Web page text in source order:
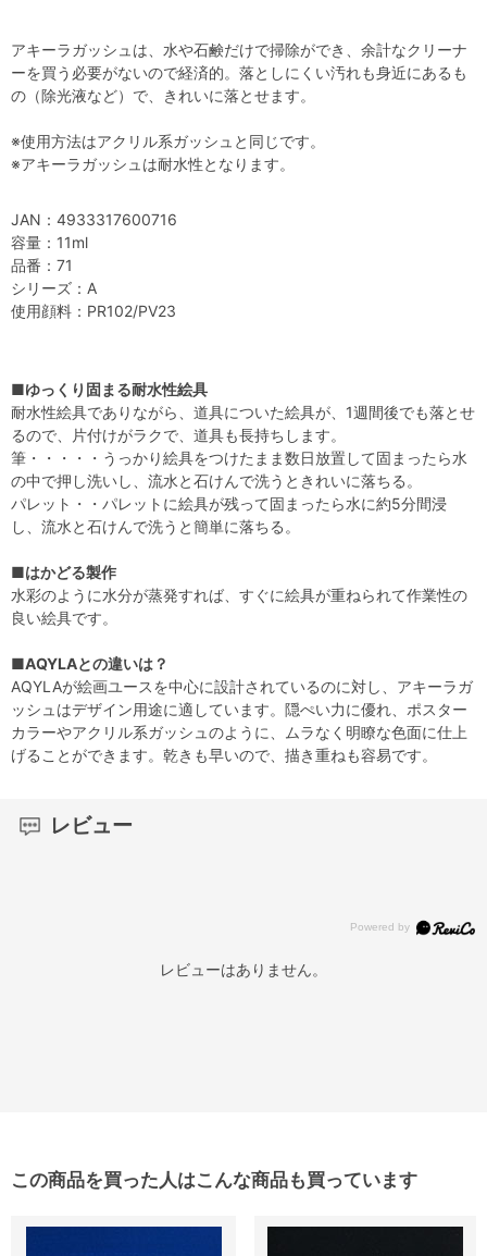
アキーラガッシュは、水や石鹸だけで掃除ができ、余計なクリーナ
ーを買う必要がないので経済的。落としにくい汚れも身近にあるも
の（除光液など）で、きれいに落とせます。
※使用方法はアクリル系ガッシュと同じです。
※アキーラガッシュは耐水性となります。
JAN：4933317600716
容量：11ml
品番：71
シリーズ：A
使用顔料：PR102/PV23
■ゆっくり固まる耐水性絵具
耐水性絵具でありながら、道具についた絵具が、1週間後でも落とせ
るので、片付けがラクで、道具も長持ちします。
筆・・・・・うっかり絵具をつけたまま数日放置して固まったら水
の中で押し洗いし、流水と石けんで洗うときれいに落ちる。
パレット・・パレットに絵具が残って固まったら水に約5分間浸
し、流水と石けんで洗うと簡単に落ちる。
■はかどる製作
水彩のように水分が蒸発すれば、すぐに絵具が重ねられて作業性の
良い絵具です。
■AQYLAとの違いは？
AQYLAが絵画ユースを中心に設計されているのに対し、アキーラガ
ッシュはデザイン用途に適しています。隠ぺい力に優れ、ポスター
カラーやアクリル系ガッシュのように、ムラなく明瞭な色面に仕上
げることができます。乾きも早いので、描き重ねも容易です。
レビュー
レビューはありません。
この商品を買った人はこんな商品も買っています